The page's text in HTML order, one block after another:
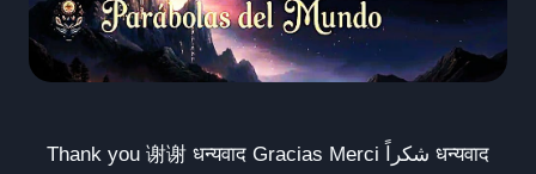
Thank you 谢谢 धन्यवाद Gracias Merci شكراً धन्यवाद